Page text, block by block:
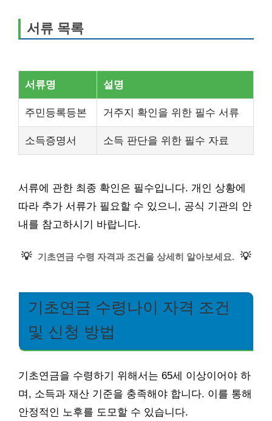
서류 목록
서류명 설명
주민등록등본 거주지 확인을 위한 필수 서류
소득증명서 소득 판단을 위한 필수 자료
서류에 관한 최종 확인은 필수입니다. 개인 상황에
따라 추가 서류가 필요할 수 있으니, 공식 기관의 안
내를 참고하시기 바랍니다.
💡 기초연금 수령 자격과 조건을 상세히 알아보세요. 💡
기초연금 수령나이 자격 조건
및 신청 방법
기초연금을 수령하기 위해서는 65세 이상이어야 하
며, 소득과 재산 기준을 충족해야 합니다. 이를 통해
안정적인 노후를 도모할 수 있습니다.